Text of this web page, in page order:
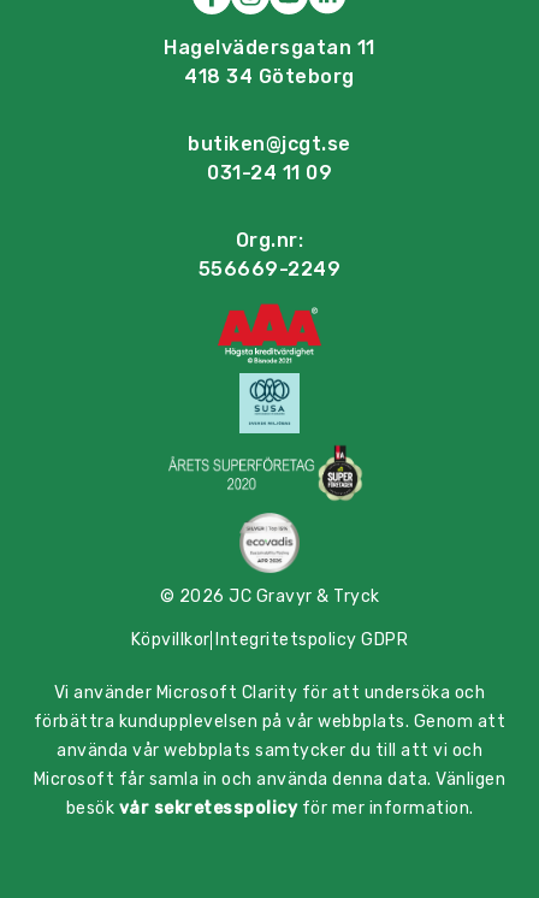
Hagelvädersgatan 11
418 34 Göteborg
butiken@jcgt.se
031-24 11 09
Org.nr:
556669-2249
© 2026 JC Gravyr & Tryck
Köpvillkor Integritetspolicy GDPR
Vi använder Microsoft Clarity för att undersöka och
förbättra kundupplevelsen på vår webbplats. Genom att
använda vår webbplats samtycker du till att vi och
Microsoft får samla in och använda denna data. Vänligen
besök vår sekretesspolicyför mer information.